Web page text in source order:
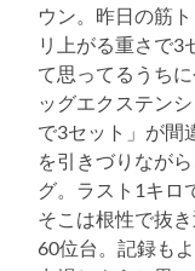
ウン。昨日の筋
リ上がる重さで3
て思ってるうち
ッグエクステン
で3セット」が間
を引きづりなが
グ。ラスト1キロ
そこは根性で抜
60位台。記録も